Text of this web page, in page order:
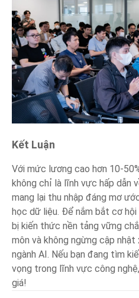
Kết Luận
Với mức lương cao hơn 10-
không chỉ là lĩnh vực hấp dẫn
mang lại thu nhập đáng mơ
học dữ liệu. Để nắm bắt cơ
bị kiến thức nền tảng vững
môn và không ngừng cập
ngành AI. Nếu bạn đang tìm
vọng trong lĩnh vực công
giá!